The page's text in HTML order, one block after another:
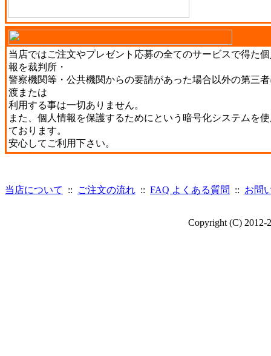
当店ではご注文やプレゼント応募の全てのサービスで得た
報を裁判所・
警察機関等・公共機関からの要請があった場合以外の第三
渡または
利用する事は一切ありません。
また、個人情報を保護するためにという暗号化システムを
ております。
安心してご利用下さい。
当店について :: ご注文の流れ :: FAQ よくある質問 :: お問
Copyright (C) 2012-